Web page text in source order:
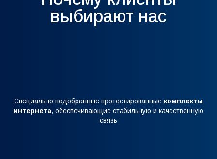
выбирают нас
Специально подобранные протестированные комплекты
интернета, обеспечивающие стабильную и качественную
связь